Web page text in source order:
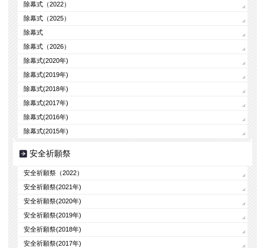
除幕式（2022）
除幕式（2025）
除幕式
除幕式（2026）
除幕式(2020年)
除幕式(2019年)
除幕式(2018年)
除幕式(2017年)
除幕式(2016年)
除幕式(2015年)
安全祈願祭
安全祈願祭（2022）
安全祈願祭(2021年)
安全祈願祭(2020年)
安全祈願祭(2019年)
安全祈願祭(2018年)
安全祈願祭(2017年)